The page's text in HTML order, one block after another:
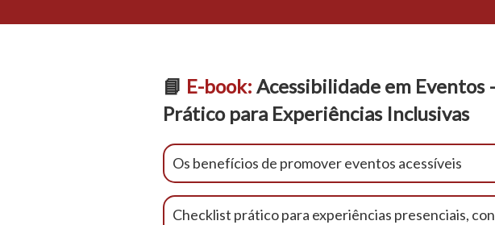
📘 E-book: Acessibilidade em Eventos
Prático para Experiências Inclusivas
Os benefícios de promover eventos acessíveis
Checklist prático para experiências presenciais,